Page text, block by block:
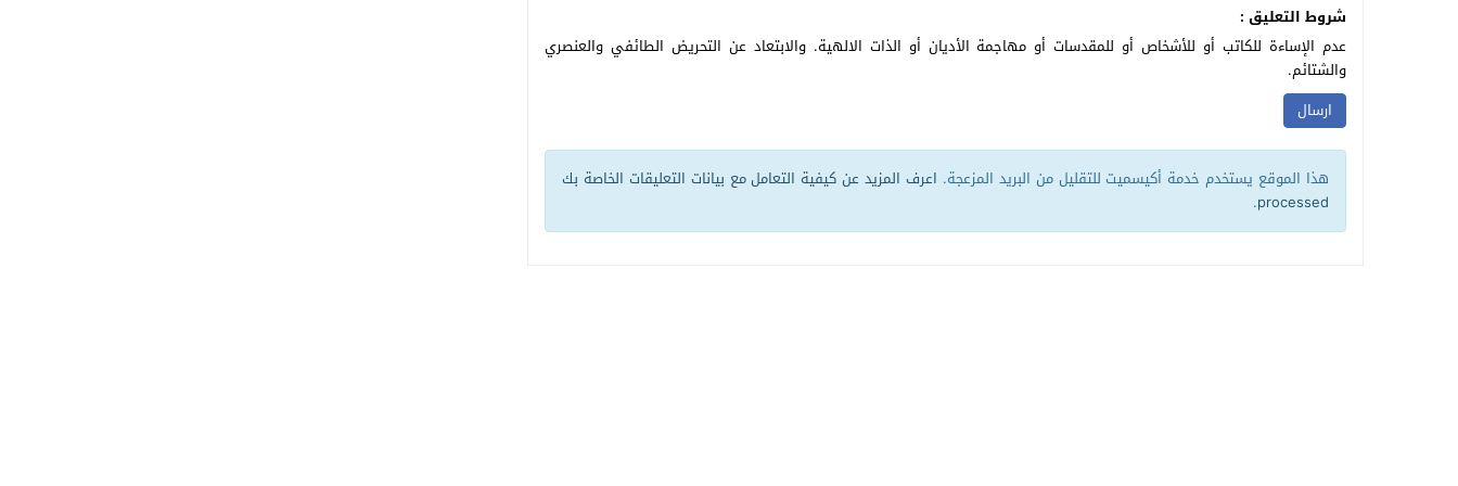
شروط التعليق :
عدم الإساءة للكاتب أو للأشخاص أو للمقدسات أو مهاجمة الأديان أو الذات الالهية. والابتعاد عن التحريض الطائفي والعنصري
والشتائم.
هذا الموقع يستخدم خدمة أكيسميت للتقليل من البريد المزعجة. اعرف المزيد عن كيفية التعامل مع بيانات التعليقات الخاصة بك
processed
.